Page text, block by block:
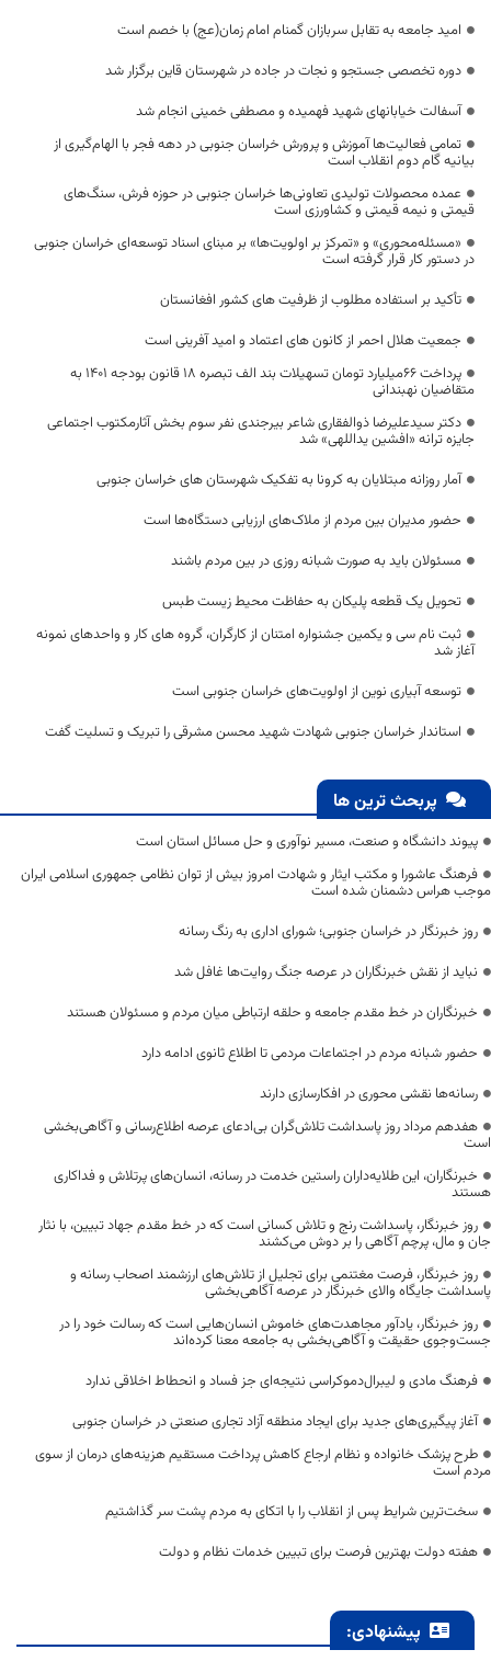
امید جامعه به تقابل سربازان گمنام امام زمان(عج) با خصم است
دوره تخصصی جستجو و نجات در جاده در شهرستان قاین برگزار شد
آسفالت خیابانهای شهید فهمیده و مصطفی خمینی انجام شد
تمامی فعالیت‌ها آموزش و پرورش خراسان جنوبی در دهه فجر با الهام‌گیری از
بیانیه گام دوم انقلاب است
عمده محصولات تولیدی تعاونی‌ها خراسان جنوبی در حوزه فرش، سنگ‌های
قیمتی و نیمه قیمتی و کشاورزی است
«مسئله‌محوری» و «تمرکز بر اولویت‌ها» بر مبنای اسناد توسعه‌ای خراسان جنوبی
در دستور کار قرار گرفته است
تأکید بر استفاده مطلوب از ظرفیت های کشور افغانستان
جمعیت هلال احمر از کانون های اعتماد و امید آفرینی است
پرداخت ۶۶میلیارد تومان تسهیلات بند الف تبصره ۱۸ قانون بودجه ۱۴۰۱ به
متقاضیان نهبندانی
دکتر سیدعلیرضا ذوالفقاری شاعر بیرجندی نفر سوم بخش آثارمکتوب اجتماعی
جایزه ترانه «افشین یداللهی» شد
آمار روزانه مبتلایان به کرونا به تفکیک شهرستان های خراسان جنوبی
حضور مدیران بین مردم از ملاک‌های ارزیابی دستگاه‌ها است
مسئولان باید به صورت شبانه روزی در بین مردم باشند
تحویل یک قطعه پلیکان به حفاظت محیط زیست طبس
ثبت نام سی و یکمین جشنواره امتنان از کارگران، گروه های کار و واحدهای نمونه
آغاز شد
توسعه آبیاری نوین از اولویت‌های خراسان جنوبی است
استاندار خراسان جنوبی شهادت شهید محسن مشرقی را تبریک و تسلیت گفت
پربحث ترین ها
پیوند دانشگاه و صنعت، مسیر نوآوری و حل مسائل استان است
فرهنگ عاشورا و مکتب ایثار و شهادت امروز بیش از توان نظامی جمهوری اسلامی ایران
موجب هراس دشمنان شده است
روز خبرنگار در خراسان جنوبی؛ شورای اداری به رنگ رسانه
نباید از نقش خبرنگاران در عرصه جنگ روایت‌ها غافل شد
خبرنگاران در خط مقدم جامعه و حلقه ارتباطی میان مردم و مسئولان هستند
حضور شبانه مردم در اجتماعات مردمی تا اطلاع ثانوی ادامه دارد
رسانه‌ها نقشی محوری در افکارسازی دارند
هفدهم مرداد روز پاسداشت تلاش‌گران بی‌ادعای عرصه اطلاع‌رسانی و آگاهی‌بخشی
است
خبرنگاران، این طلایه‌داران راستین خدمت در رسانه، انسان‌های پرتلاش و فداکاری
هستند
روز خبرنگار، پاسداشت رنج و تلاش کسانی است که در خط مقدم جهاد تبیین، با نثار
جان و مال، پرچم آگاهی را بر دوش می‌کشند
روز خبرنگار، فرصت مغتنمی برای تجلیل از تلاش‌های ارزشمند اصحاب رسانه و
پاسداشت جایگاه والای خبرنگار در عرصه آگاهی‌بخشی
روز خبرنگار، یادآور مجاهدت‌های خاموش انسان‌هایی است که رسالت خود را در
جست‌وجوی حقیقت و آگاهی‌بخشی به جامعه معنا کرده‌اند
فرهنگ مادی و لیبرال‌دموکراسی نتیجه‌ای جز فساد و انحطاط اخلاقی ندارد
آغاز پیگیری‌های جدید برای ایجاد منطقه آزاد تجاری صنعتی در خراسان جنوبی
طرح پزشک خانواده و نظام ارجاع کاهش پرداخت مستقیم هزینه‌های درمان از سوی
مردم است
سخت‌ترین شرایط پس از انقلاب را با اتکای به مردم پشت سر گذاشتیم
هفته دولت بهترین فرصت برای تبیین خدمات نظام و دولت
پیشنهادی: